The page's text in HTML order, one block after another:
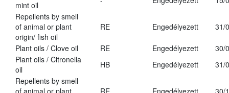
mint oil
Repellents by smell
of animal or plant
origin/ fish oil
RE Engedélyezett 31/
Plant oils / Clove oil RE Engedélyezett
30/
Plant oils / Citronella
oil
HB Engedélyezett
31/
Repellents by smell